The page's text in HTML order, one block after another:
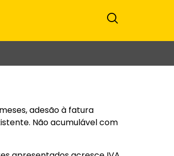
adesão à fatura
Não acumulável com